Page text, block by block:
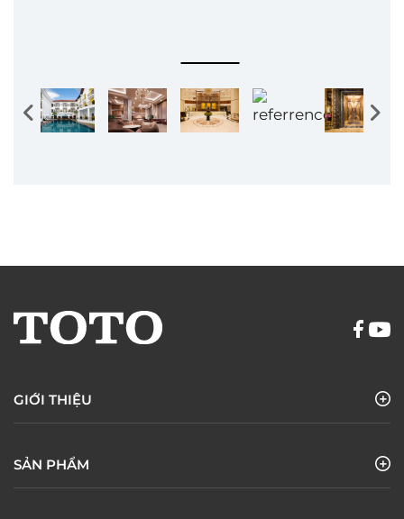
GIỚI THIỆU
SẢN PHẨM